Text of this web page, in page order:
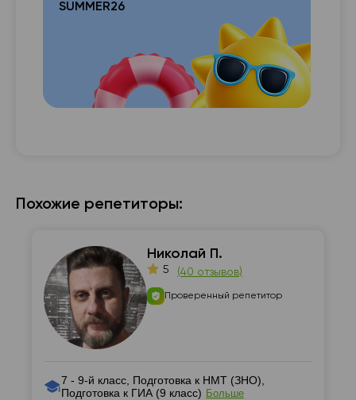
SUMMER26
Похожие репетиторы:
Николай П.
5 (40 отзывов)
Проверенный репетитор
7 - 9-й класс, Подготовка к НМТ (ЗНО),
Подготовка к ГИА (9 класс) Больше